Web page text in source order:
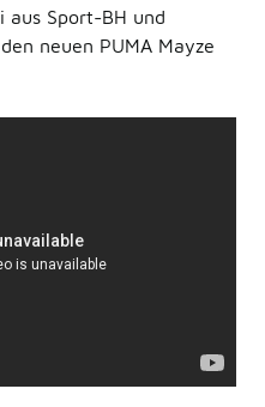
aus Sport-BH und
neuen PUMA Mayze